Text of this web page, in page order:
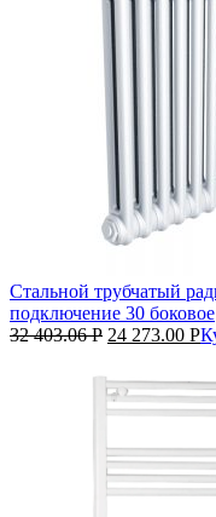
Стальной трубчатый
подключение 30 боковое
32 403.06Р 24 273.00 Р